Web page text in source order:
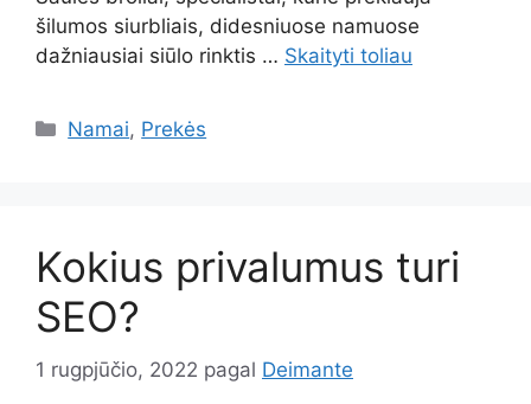
šilumos siurbliais, didesniuose namuose
dažniausiai siūlo rinktis … Skaityti toliau
Kategorijos
Namai, Prekės
Kokius privalumus turi
SEO?
1 rugpjūčio, 2022 pagal Deimante